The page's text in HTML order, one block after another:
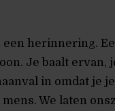
herinnering.
Je baalt ervan,
in omdat je
We laten